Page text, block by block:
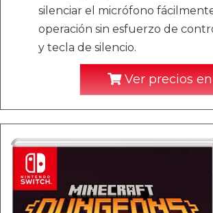
silenciar el micrófono
operación sin esfuerzo de
y tecla de silencio.
Ver precios